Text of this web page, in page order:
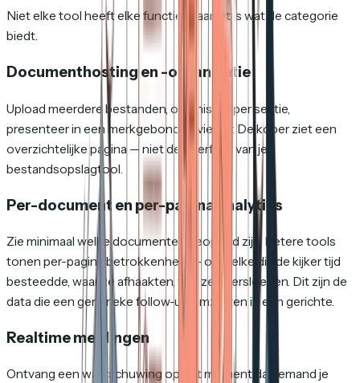
Niet elke tool heeft elke functie, maar dit is wat de categorie
biedt.
Documenthosting en -organisatie
Upload meerdere bestanden, organiseer per sectie,
presenteer in een merkgebonden viewer. De koper ziet een
overzichtelijke pagina — niet de interface van je
bestandsopslagtool.
Per-document en per-pagina analytics
Zie minimaal welke documenten geopend zijn. Betere tools
tonen per-pagina betrokkenheid — op welke dia de kijker tijd
besteedde, waar ze afhaakten, wat ze oversloegen. Dit zijn de
data die een generieke follow-up omzetten in een gerichte.
Realtime meldingen
Ontvang een waarschuwing op het moment dat iemand je